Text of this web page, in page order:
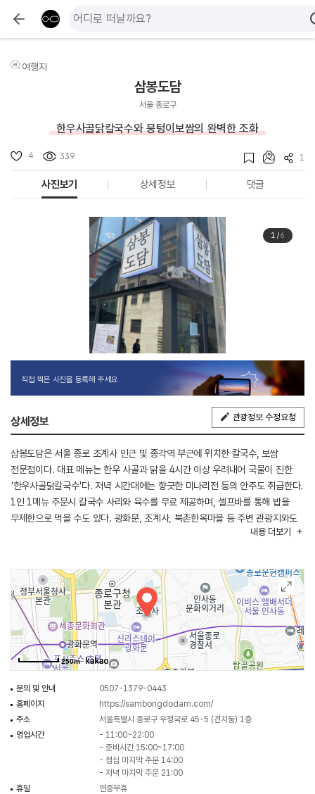
여행지
삼봉도담
서울 종로구
한우사골닭칼국수와 뭉텅이보쌈의 완벽한 조화
4 339 1
사진보기 상세정보 댓글
1/6
직접 찍은 사진을 등록해 주세요.
상세정보 관광정보 수정요청
삼봉도담은 서울 종로 조계사 인근 및 종각역 부근에 위치한 칼국수, 보쌈
전문점이다. 대표 메뉴는 한우 사골과 닭을 4시간 이상 우려내어 국물이 진한
'한우사골닭칼국수'다. 저녁 시간대에는 향긋한 미나리전 등의 안주도 취급한다.
1인 1메뉴 주문시 칼국수 사리와 육수를 무료 제공하며, 셀프바를 통해 밥을
무제한으로 먹을 수도 있다. 광화문, 조계사, 북촌한옥마을 등 주변 관광지와도
내용 더보기
250m
문의 및 안내
0507-1379-0443
홈페이지
https://sambongdodam.com/
주소
서울특별시 종로구 우정국로 45-5 (견지동) 1층
영업시간
- 11:00~22:00
- 준비시간 15:00~17:00
- 점심 마지막 주문 14:00
- 저녁 마지막 주문 21:00
휴일
연중무휴